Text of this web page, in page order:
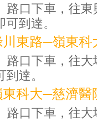
路口下車，往
到達。
東路─嶺東科
路口下車，往
達。
科大─慈濟醫
路口下車，往